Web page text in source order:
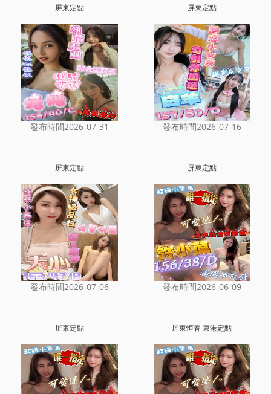
屏東定點
發布時間2026-07-31
屏東定點
發布時間2026-07-16
屏東定點
發布時間2026-07-06
屏東定點
發布時間2026-06-09
屏東定點 屏東恒春 東港定點